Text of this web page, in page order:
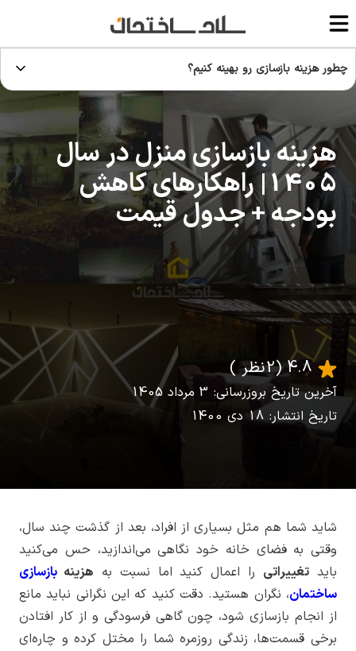
چطور هزینه بازسازی رو بهینه کنیم؟
هزینه بازسازی منزل در سال
1405| راهکارهای کاهش
بودجه + جدول قیمت
آخرین تاریخ بروزرسانی: 3 مرداد 1405
تاریخ انتشار: 18 دی 1400
4.8 (2 نظر )
شاید شما هم مثل بسیاری از افراد، بعد از گذشت چند سال،
وقتی به فضای خانه خود نگاهی می‌اندازید، حس می‌کنید
باید تغییراتی را اعمال کنید اما نسبت به هزینه بازسازی
ساختمان، نگران هستید. دقت کنید که این نگرانی نباید مانع
از انجام بازسازی شود، چون گاهی فرسودگی و از کار افتادن
برخی قسمت‌ها، زندگی روزمره شما را مختل کرده و چاره‌ای